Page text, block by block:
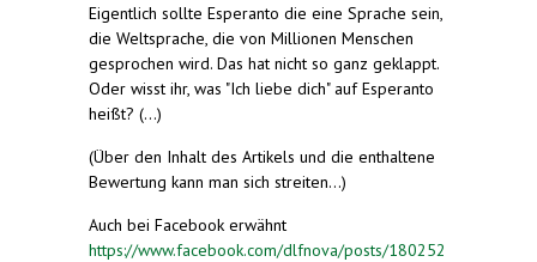
Eigentlich sollte Esperanto die eine Sprache sein,
die Weltsprache, die von Millionen Menschen
gesprochen wird. Das hat nicht so ganz geklappt.
Oder wisst ihr, was "Ich liebe dich" auf Esperanto
heißt? (...)
(Über den Inhalt des Artikels und die enthaltene
Bewertung kann man sich streiten...)
Auch bei Facebook erwähnt
https://www.facebook.com/dlfnova/posts/180252